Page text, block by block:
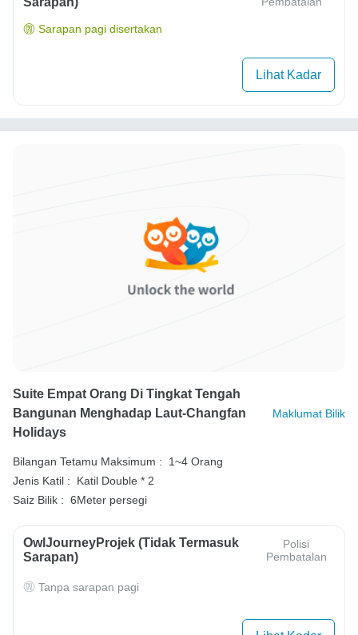
Sarapan pagi disertakan
Lihat Kadar
Suite Empat Orang Di Tingkat Tengah
Bangunan Menghadap Laut-Changfan
Holidays
Maklumat Bilik
Bilangan Tetamu Maksimum :
1~4 Orang
Jenis Katil :
Katil Double * 2
Saiz Bilik : 6Meter persegi
OwlJourneyProjek (Tidak Termasuk
Sarapan)
Polisi
Pembatalan
Tanpa sarapan pagi